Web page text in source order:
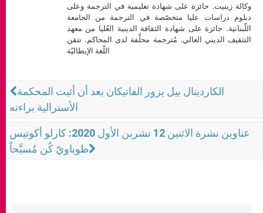
وكالة زينيت. حائزة على شهادة تعليمية في الترجمة وعلى
دبلوم دراسات عليا متخصّصة في الترجمة من الجامعة
اللّبنانية. حائزة على شهادة الثقافة الدينية العُليا من معهد
التثقيف الديني العالي. مُترجمة محلَّفة لدى المحاكم. تتقن
اللّغة الإيطاليّة
الكاردينال بيل يزور الفاتيكان بعد أن أثبت المحكمة
الأسترالية براءته
عناوين نشرة الاثنين 12 تشرين الأول 2020: كارلو أكوتيس
طوباويّ كُن مُسبَّحاً